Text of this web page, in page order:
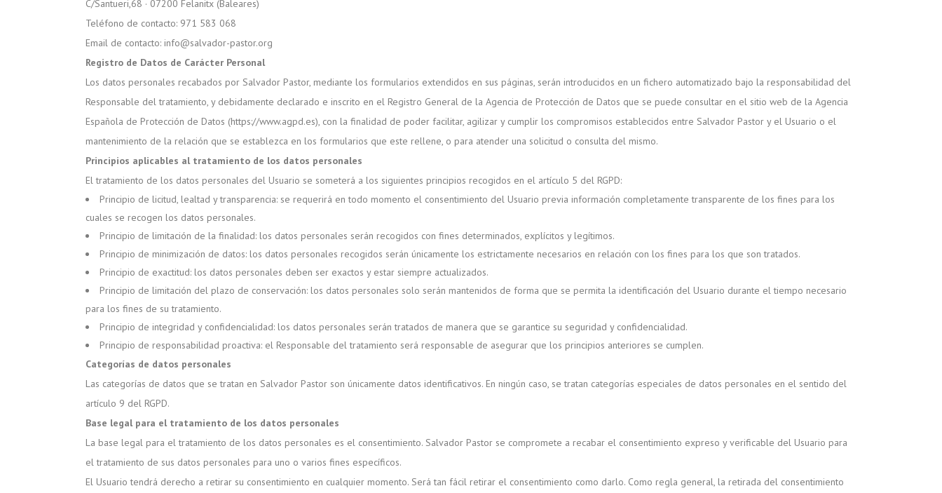
C/Santueri,68 · 07200 Felanitx (Baleares)
Teléfono de contacto: 971 583 068
Email de contacto: info@salvador-pastor.org
Registro de Datos de Carácter Personal
Los datos personales recabados por Salvador Pastor, mediante los formularios extendidos en sus páginas, serán introducidos en un fichero automatizado bajo la responsabilidad del
Responsable del tratamiento, y debidamente declarado e inscrito en el Registro General de la Agencia de Protección de Datos que se puede consultar en el sitio web de la Agencia
Española de Protección de Datos (https://www.agpd.es), con la finalidad de poder facilitar, agilizar y cumplir los compromisos establecidos entre Salvador Pastor y el Usuario o el
mantenimiento de la relación que se establezca en los formularios que este rellene, o para atender una solicitud o consulta del mismo.
Principios aplicables al tratamiento de los datos personales
El tratamiento de los datos personales del Usuario se someterá a los siguientes principios recogidos en el artículo 5 del RGPD:
Principio de licitud, lealtad y transparencia: se requerirá en todo momento el consentimiento del Usuario previa información completamente transparente de los fines para los
cuales se recogen los datos personales.
Principio de limitación de la finalidad: los datos personales serán recogidos con fines determinados, explícitos y legítimos.
Principio de minimización de datos: los datos personales recogidos serán únicamente los estrictamente necesarios en relación con los fines para los que son tratados.
Principio de exactitud: los datos personales deben ser exactos y estar siempre actualizados.
Principio de limitación del plazo de conservación: los datos personales solo serán mantenidos de forma que se permita la identificación del Usuario durante el tiempo necesario
para los fines de su tratamiento.
Principio de integridad y confidencialidad: los datos personales serán tratados de manera que se garantice su seguridad y confidencialidad.
Principio de responsabilidad proactiva: el Responsable del tratamiento será responsable de asegurar que los principios anteriores se cumplen.
Categorías de datos personales
Las categorías de datos que se tratan en Salvador Pastor son únicamente datos identificativos. En ningún caso, se tratan categorías especiales de datos personales en el sentido del
artículo 9 del RGPD.
Base legal para el tratamiento de los datos personales
La base legal para el tratamiento de los datos personales es el consentimiento. Salvador Pastor se compromete a recabar el consentimiento expreso y verificable del Usuario para
el tratamiento de sus datos personales para uno o varios fines específicos.
El Usuario tendrá derecho a retirar su consentimiento en cualquier momento. Será tan fácil retirar el consentimiento como darlo. Como regla general, la retirada del consentimiento